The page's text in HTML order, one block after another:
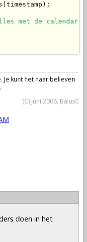
met de calendar
Je kunt het naar believen
(C) Juni 2006, BalusC
doen in het